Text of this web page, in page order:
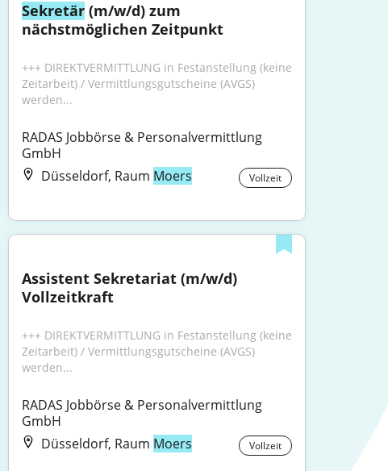
Sekretär (m/w/d) zum
nächstmöglichen Zeitpunkt
+++ DIREKTVERMITTLUNG in Festanstellung (keine
Zeitarbeit) / Vermittlungsgutscheine (AVGS)
werden...
RADAS Jobbörse & Personalvermittlung
GmbH
Düsseldorf, Raum Moers Vollzeit
Assistent Sekretariat (m/w/d)
Vollzeitkraft
+++ DIREKTVERMITTLUNG in Festanstellung (keine
Zeitarbeit) / Vermittlungsgutscheine (AVGS)
werden...
RADAS Jobbörse & Personalvermittlung
GmbH
Düsseldorf, Raum Moers Vollzeit